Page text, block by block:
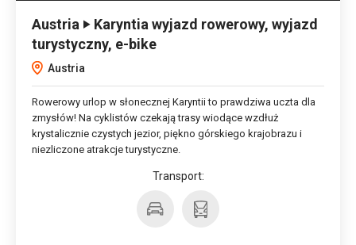
Austria ‣ Karyntia wyjazd rowerowy, wyjazd
turystyczny, e-bike
Austria
Rowerowy urlop w słonecznej Karyntii to prawdziwa uczta dla
zmysłów! Na cyklistów czekają trasy wiodące wzdłuż
krystalicznie czystych jezior, piękno górskiego krajobrazu i
niezliczone atrakcje turystyczne.
Transport: